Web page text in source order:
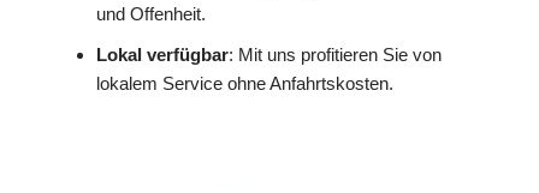
und Offenheit.
Lokal verfügbar: Mit uns profitieren Sie von
lokalem Service ohne Anfahrtskosten.